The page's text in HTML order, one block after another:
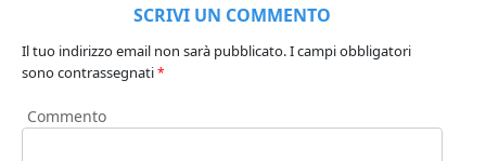
SCRIVI UN COMMENTO
Il tuo indirizzo email non sarà pubblicato.I campi obbligatori
sono contrassegnati*
Commento